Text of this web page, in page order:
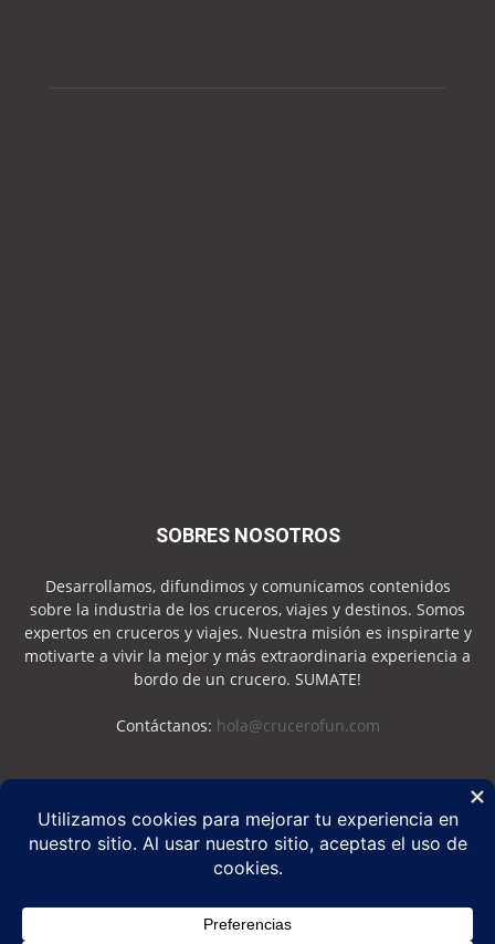
SOBRES NOSOTROS
Desarrollamos, difundimos y comunicamos contenidos
sobre la industria de los cruceros, viajes y destinos. Somos
expertos en cruceros y viajes. Nuestra misión es inspirarte y
motivarte a vivir la mejor y más extraordinaria experiencia a
bordo de un crucero. SUMATE!
Contáctanos: hola@crucerofun.com
SEGUINOS